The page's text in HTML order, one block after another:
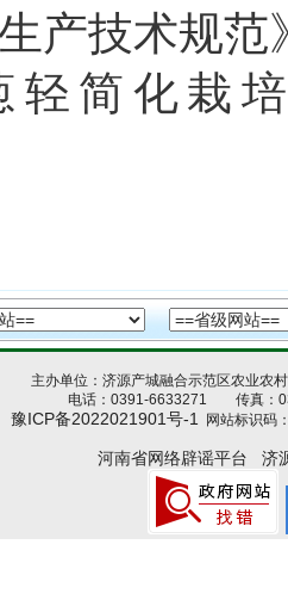
生产技术规
轻简化栽
主办单位：济源产城融合示范区农业
电话：0391-6633271 传真：
豫ICP备2022021901号-1 网站标识码
河南省网络辟谣平台 济